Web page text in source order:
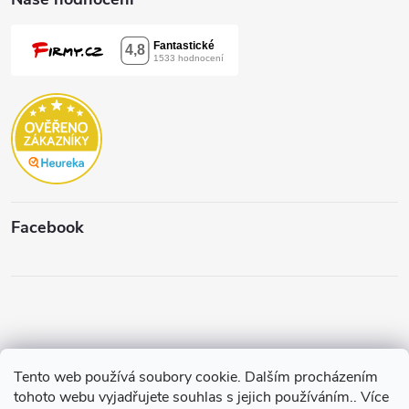
Tento web používá soubory cookie. Dalším procházením
tohoto webu vyjadřujete souhlas s jejich používáním.. Více
Facebook
Copyright 2026 Štěpánková & C. . Všechna práva vyhrazena.
Upravit